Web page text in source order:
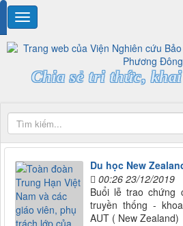
Chia sẻ tri thức,
Du học New
00:26 23/12/2019
Buổi lễ trao chứng
truyền thống -
AUT ( New Zealand)